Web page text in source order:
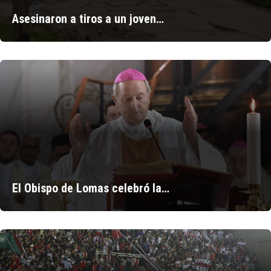
Asesinaron a tiros a un joven…
El Obispo de Lomas celebró la…